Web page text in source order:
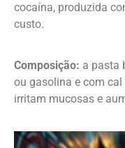
cocaína, produzida
custo.
Composição: a pasta
ou gasolina e com cal
irritam mucosas e